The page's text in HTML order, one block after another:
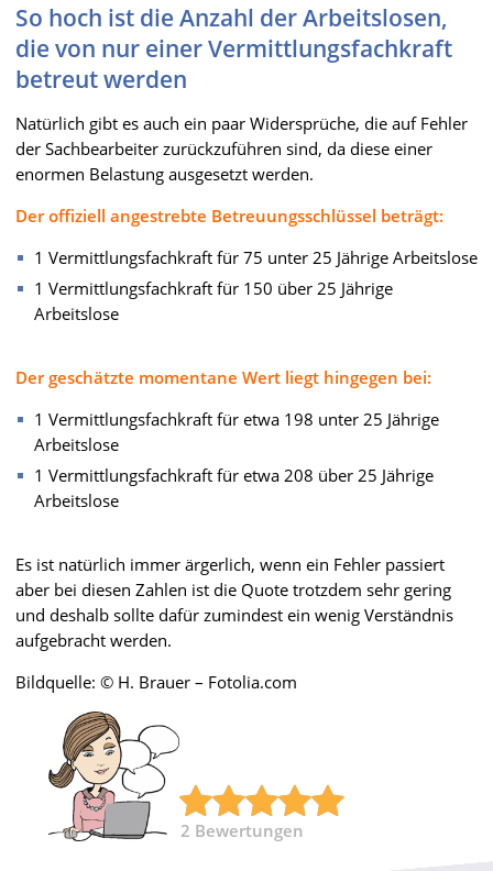
So hoch ist die Anzahl der Arbeitslosen,
die von nur einer Vermittlungsfachkraft
betreut werden
Natürlich gibt es auch ein paar Widersprüche, die auf Fehler
der Sachbearbeiter zurückzuführen sind, da diese einer
enormen Belastung ausgesetzt werden.
Der offiziell angestrebte Betreuungsschlüssel beträgt:
1 Vermittlungsfachkraft für 75 unter 25 Jährige Arbeitslose
1 Vermittlungsfachkraft für 150 über 25 Jährige
Arbeitslose
Der geschätzte momentane Wert liegt hingegen bei:
1 Vermittlungsfachkraft für etwa 198 unter 25 Jährige
Arbeitslose
1 Vermittlungsfachkraft für etwa 208 über 25 Jährige
Arbeitslose
Es ist natürlich immer ärgerlich, wenn ein Fehler passiert
aber bei diesen Zahlen ist die Quote trotzdem sehr gering
und deshalb sollte dafür zumindest ein wenig Verständnis
aufgebracht werden.
Bildquelle: © H. Brauer – Fotolia.com
2 Bewertungen